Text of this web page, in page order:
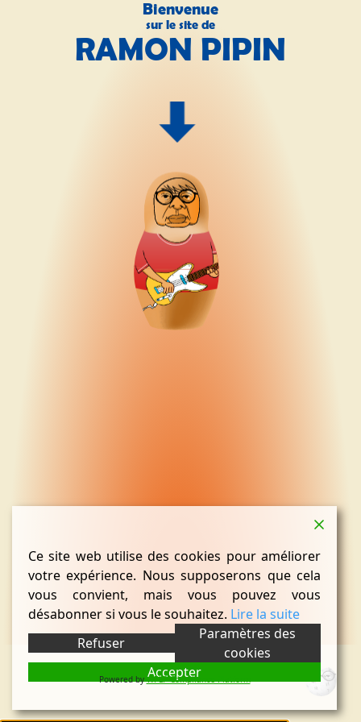
Bienvenue
sur le site de
RAMON PIPIN
Ce site web utilise des cookies pour améliorer
votre expérience. Nous supposerons que cela
vous convient, mais vous pouvez vous
désabonner si vous le souhaitez. Lire la suite
Refuser
Paramètres des
cookies
Accepter
Powered byWPLP Compliance Platform